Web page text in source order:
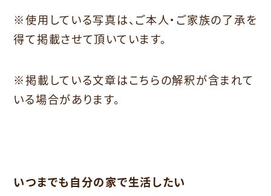
※使用している写真は、ご本人・ご家族の了承を
得て掲載させて頂いています。
※掲載している文章はこちらの解釈が含まれて
いる場合があります。
いつまでも自分の家で生活したい